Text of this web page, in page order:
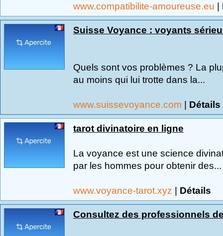
www.compatibilite-amoureuse.eu |
Suisse Voyance : voyants
Quels sont vos problèmes ? La
au moins qui lui trotte dans la...
www.suissevoyance.com | Détails
tarot divinatoire en ligne
La voyance est une science
par les hommes pour obtenir des...
www.voyance-tarot.xyz | Détails
Consultez des professionnels